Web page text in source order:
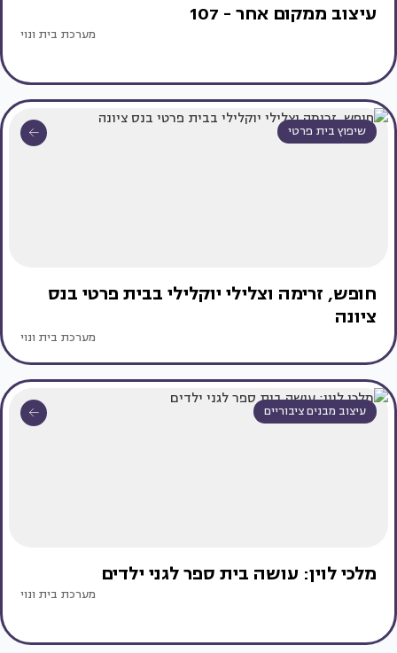
עיצוב ממקום אחר - 107
מערכת בית ונוי
שיפוץ בית פרטי
חופש, זרימה וצלילי יוקלילי בבית פרטי בנס
ציונה
מערכת בית ונוי
עיצוב מבנים ציבוריים
מלכי לוין: עושה בית ספר לגני ילדים
מערכת בית ונוי